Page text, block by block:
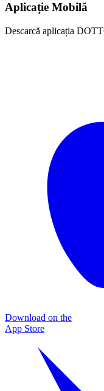
Aplicație Mobilă
Descarcă aplicația
Download on the
App Store